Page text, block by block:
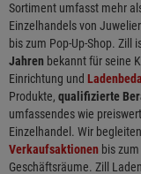
Sortiment umfasst mehr
Einzelhandels von
bis zum Pop-Up-Shop.
Jahren bekannt für seine
Einrichtung und
Produkte, qualifizierte
umfassendes wie
Einzelhandel. Wir
Verkaufsaktionen bis
Geschäftsräume. Zill